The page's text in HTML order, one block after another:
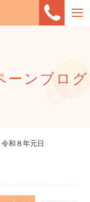
ーン ブログ
令和８年元日